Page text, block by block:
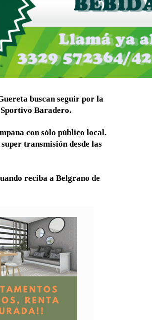
buscan seguir por la
Sportivo Baradero.
con sólo público local.
transmisión desde las
reciba a Belgrano de